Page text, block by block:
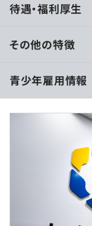
わたしたちはクラ
まで自社でおこな
そのため、エンジ
市場からのフィー
ーケットの変化を
「それによりユー
自らアイデアを
▼フラットなコミ
エンジニアチーム
ーサイド～フロン
の部署が本社に
待遇・福利厚生
・大学院修士了、
※住宅費補助手当
時間外勤務手当
士、博士：
は年
その他の特徴
青少年雇用情報
過去３年間の新卒
前年度 採用者数
2年度前 採用者
3年度前 採用者数
過去３年間の新
前年度 男性7人 女